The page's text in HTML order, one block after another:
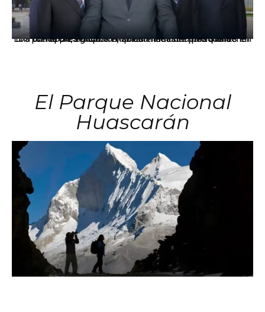
Los principales grupos empresariales del país mantienen una fuerte presencia en Áncash mediante inversiones en comercio, educación, salud e industria pesquera.
El Parque Nacional
Huascarán